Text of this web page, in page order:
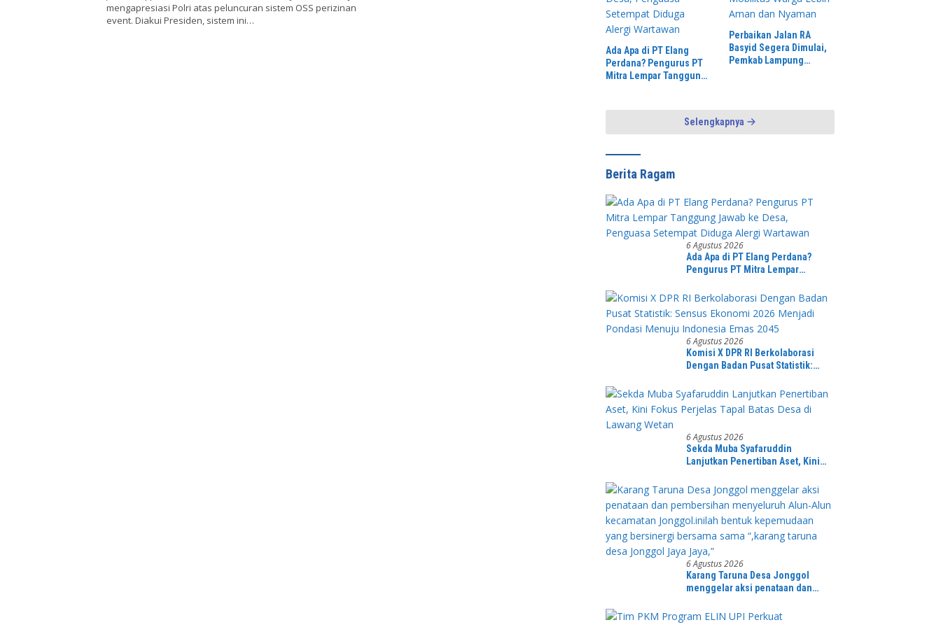
mengapresiasi Polri atas peluncuran sistem OSS perizinan
event. Diakui Presiden, sistem ini…
Ada Apa di PT Elang
Perdana? Pengurus PT
Mitra Lempar Tanggung
Diduga Alergi Wartawan
Perbaikan Jalan RA
Basyid Segera Dimulai,
Pemkab Lampung
Selengkapnya
Berita Ragam
6 Agustus 2026
Ada Apa di PT Elang Perdana?
Pengurus PT Mitra Lempar
Penguasa Setempat Diduga Alergi
Wartawan
6 Agustus 2026
Komisi X DPR RI Berkolaborasi
Dengan Badan Pusat Statistik:
Pondasi Menuju Indonesia Emas
2045
6 Agustus 2026
Sekda Muba Syafaruddin
Lanjutkan Penertiban Aset, Kini
Lawang Wetan
6 Agustus 2026
Karang Taruna Desa Jonggol
menggelar aksi penataan dan
Alun kecamatan Jonggol.inilah